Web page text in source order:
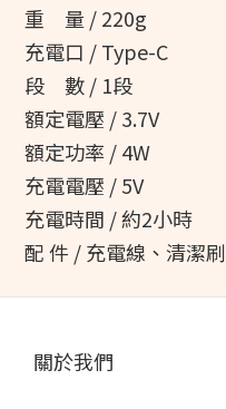
重 量 / 220g
充電口 / Type-C
段 數 / 1段
額定電壓 / 3.7V
額定功率 / 4W
充電電壓 / 5V
充電時間 / 約2小時
配 件 / 充電線、清潔刷
關於我們